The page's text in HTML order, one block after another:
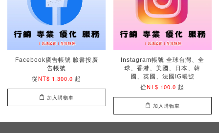
Facebook廣告帳號 臉書投廣
告帳號
從NT$ 1,300.0 起
加入購物車
Instagram帳號 全球台灣、全
球、香港、美國、日本、韓
國、英國、法國IG帳號
從NT$ 100.0 起
加入購物車